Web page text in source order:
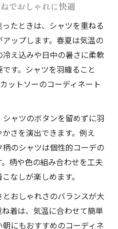
でおしゃれに快適
たときは、シャツを重ねる
ップします。春夏は気温の
え込みや日中の暑さに柔軟
す。シャツを羽織ること
ットソーのコーディネート
ャツのボタンを留めずに羽
さを演出できます。例え
のシャツは個性的コーデの
柄や色の組み合わせを工夫
なしが楽しめます。
おしゃれさのバランスが大
着は、気温に合わせて簡単
にもおすすめのコーディネ